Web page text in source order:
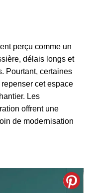
perçu comme un
délais longs et
Pourtant, certaines
cet espace
Les
offrent une
de modernisation